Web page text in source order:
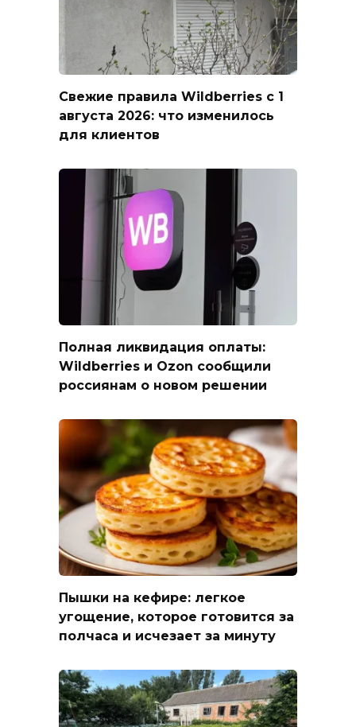
Свежие правила Wildberries с 1
августа 2026: что изменилось
для клиентов
Полная ликвидация оплаты:
Wildberries и Ozon сообщили
россиянам о новом решении
Пышки на кефире: легкое
угощение, которое готовится за
полчаса и исчезает за минуту